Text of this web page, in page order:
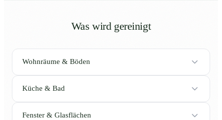
Was wird gereinigt
Wohnräume & Böden
Küche & Bad
Fenster & Glasflächen